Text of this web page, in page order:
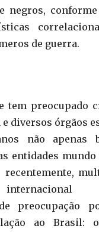
negros,
de guerra.
tem preocupado
diversos órgãos
não apenas
entidades
recentemente,
preocupação
ao Brasil: o